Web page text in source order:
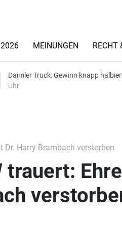
MEINUNGEN RECHT
Daimler Truck: Gewinn knapp
Uhr
Dr. Harry Brambach verstorben
trauert: